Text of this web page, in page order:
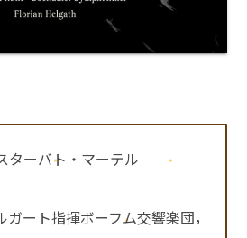
ターバト・マーテル
ート指揮ボーフム交響楽団，